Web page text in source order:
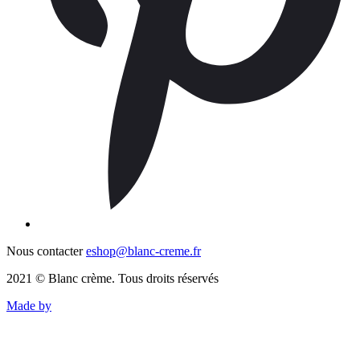
Nous contacter eshop@blanc-creme.fr
2021 © Blanc crème. Tous droits réservés
Made by